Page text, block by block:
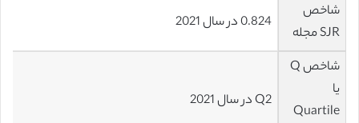
شاخص
SJR مجله
0.824 در سال 2021
شاخص Q
یا
Quartile
Q2 در سال 2021